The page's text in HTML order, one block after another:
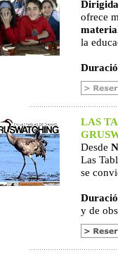
ofrece
la
LAS
Desde
Las
se
y de